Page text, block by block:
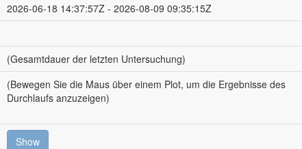
2026-06-18 14:37:57Z - 2026-08-09 09:35:15Z
(Gesamtdauer der letzten Untersuchung)
(Bewegen Sie die Maus über einem Plot, um die Ergebnisse des
Durchlaufs anzuzeigen)
Show